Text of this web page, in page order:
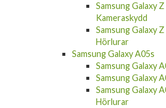
Kameraskydd
Samsung Galaxy
Hörlurar
Samsung Galaxy A05s
Samsung Galaxy
Samsung Galaxy
Samsung Galaxy
Hörlurar
Samsung Galaxy S23